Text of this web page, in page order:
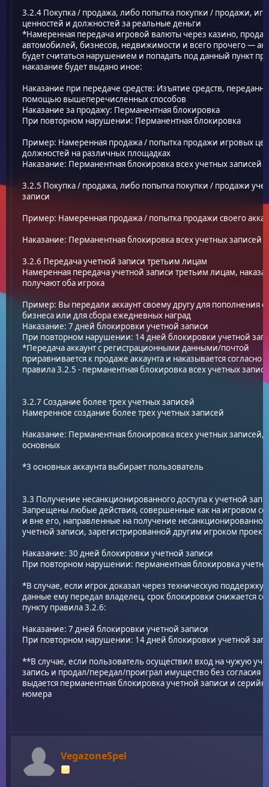
3.2.4 Покупка / продажа, либо попытка покупки / продажи,
ценностей и должностей за реальные деньги
*Намеренная передача игровой валюты через казино,
автомобилей, бизнесов, недвижимости и всего прочего —
будет считаться нарушением и попадать под данный пункт
наказание будет выдано иное:
Наказание при передаче средств: Изъятие средств,
помощью вышеперечисленных способов
Наказание за продажу: Перманентная блокировка
При повторном нарушении: Перманентная блокировка
Пример: Намеренная продажа / попытка продажи игровых
должностей на различных площадках
Наказание: Перманентная блокировка всех учетных записей
3.2.5 Покупка / продажа, либо попытка покупки / продажи
записи
Пример: Намеренная продажа / попытка продажи своего
Наказание: Перманентная блокировка всех учетных записей
3.2.6 Передача учетной записи третьим лицам
Намеренная передача учетной записи третьим лицам,
получают оба игрока
Пример: Вы передали аккаунт своему другу для пополнения
бизнеса или для сбора ежедневных наград
Наказание: 7 дней блокировки учетной записи
При повторном нарушении: 14 дней блокировки учетной
*Передача аккаунт с регистрационными данными/почтой
приравнивается к продаже аккаунта и наказывается согласно
правила 3.2.5 - перманентная блокировка всех учетных
3.2.7 Создание более трех учетных записей
Намеренное создание более трех учетных записей
Наказание: Перманентная блокировка всех учетных записей,
основных
*3 основных аккаунта выбирает пользователь
3.3 Получение несанкционированного доступа к учетной
Запрещены любые действия, совершенные как на игровом
и вне его, направленные на получение
учетной записи, зарегистрированной другим игроком
Наказание: 30 дней блокировки учетной записи
При повторном нарушении: перманентная блокировка
*В случае, если игрок доказал через техническую поддержку,
данные ему передал владелец, срок блокировки снижается
пункту правила 3.2.6:
Наказание: 7 дней блокировки учетной записи
При повторном нарушении: 14 дней блокировки учетной
**В случае, если пользователь осуществил вход на чужую
запись и продал/передал/проиграл имущество без согласия
выдается перманентная блокировка учетной записи и
номера
VegazoneSpel